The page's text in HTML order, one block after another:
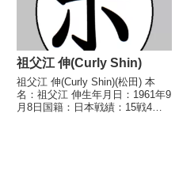
祖父江 伸(Curly Shin)
祖父江 伸(Curly Shin)(松田) 本
名：祖父江 伸生年月日：1961年9
月8日国籍：日本戦績：15戦4勝